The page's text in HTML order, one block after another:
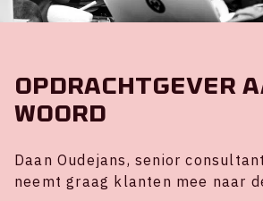
Opdrachtgever
woord
Daan Oudejans, senior
neemt graag klanten mee naar